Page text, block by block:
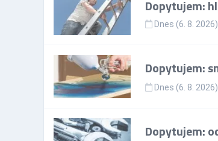
Dopytujem:
Dnes (6. 8. 2026)
Dopytujem:
Dnes (6. 8. 2026)
Dopytujem: